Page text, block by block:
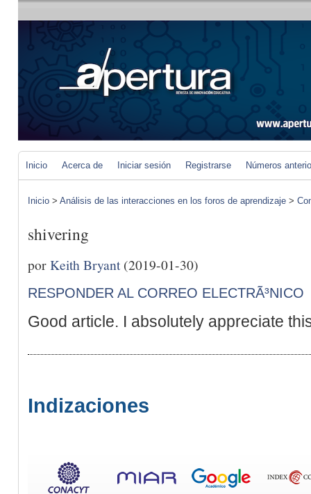
Inicio Acerca de Iniciar sesión Registrarse Números
Inicio > Análisis de las interacciones en los foros de aprendizaje >
shivering
porKeith Bryant(2019-01-30)
RESPONDER AL CORREO ELECTRÃ³NICO
Good article. I absolutely appreciate
Indizaciones